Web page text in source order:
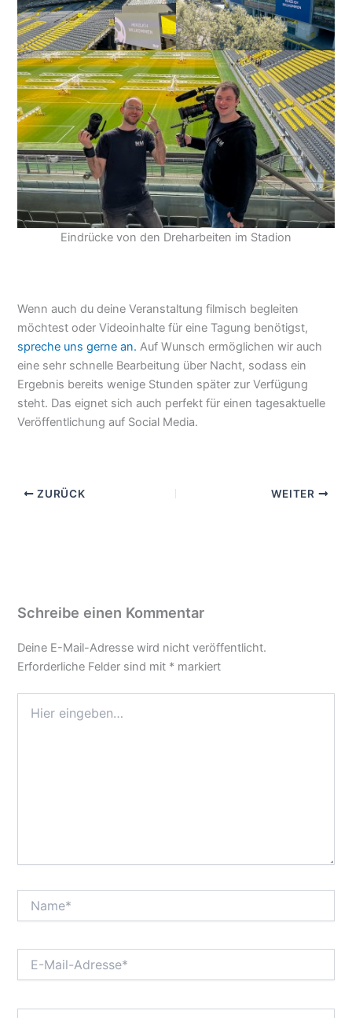
Eindrücke von den Dreharbeiten im Stadion
Wenn auch du deine Veranstaltung filmisch begleiten
möchtest oder Videoinhalte für eine Tagung benötigst,
spreche uns gerne an. Auf Wunsch ermöglichen wir auch
eine sehr schnelle Bearbeitung über Nacht, sodass ein
Ergebnis bereits wenige Stunden später zur Verfügung
steht. Das eignet sich auch perfekt für einen tagesaktuelle
Veröffentlichung auf Social Media.
ZURÜCK WEITER
Schreibe einen Kommentar
Deine E-Mail-Adresse wird nicht veröffentlicht.
Erforderliche Felder sind mit * markiert
eingeben…
Mail-